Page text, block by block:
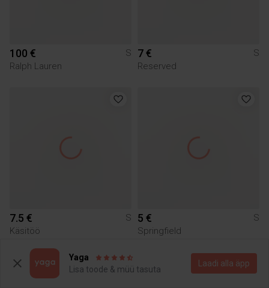
100 €
S
Ralph Lauren
7 €
S
Reserved
7.5 €
S
Käsitöö
5 €
S
Springfield
Yaga
Lisa toode & müü tasuta
Laadi alla äpp